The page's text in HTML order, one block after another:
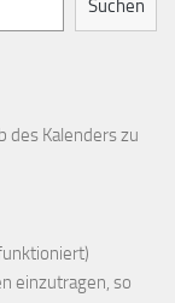
Suchen
Kalenders zu
einzutragen, so